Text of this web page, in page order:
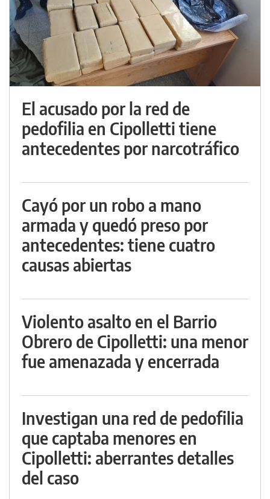
El acusado por la red de
pedofilia en Cipolletti tiene
antecedentes por narcotráfico
Cayó por un robo a mano
armada y quedó preso por
antecedentes: tiene cuatro
causas abiertas
Violento asalto en el Barrio
Obrero de Cipolletti: una menor
fue amenazada y encerrada
Investigan una red de pedofilia
que captaba menores en
Cipolletti: aberrantes detalles
del caso